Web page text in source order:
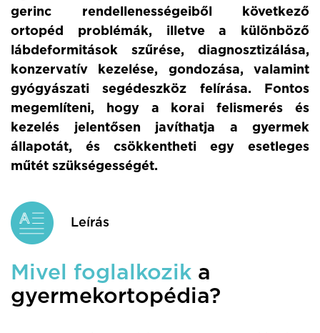
gerinc rendellenességeiből következő
ortopéd problémák, illetve a különböző
lábdeformitások szűrése, diagnosztizálása,
konzervatív kezelése, gondozása, valamint
gyógyászati segédeszköz felírása. Fontos
megemlíteni, hogy a korai felismerés és
kezelés jelentősen javíthatja a gyermek
állapotát, és csökkentheti egy esetleges
műtét szükségességét.
Leírás
Mivel foglalkozik a
gyermekortopédia?